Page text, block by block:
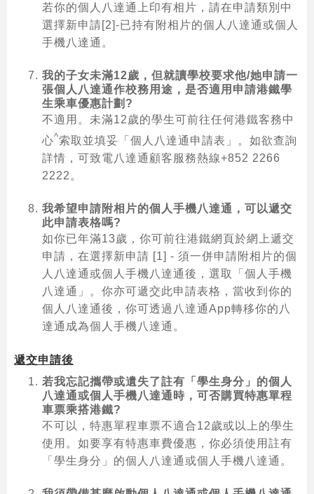
若你的個人八達通上印有相片，請在申請類別中
選擇新申請[2]-已持有附相片的個人八達通或個人
手機八達通。
我的子女未滿12歲，但就讀學校要求他/她申請一
張個人八達通作校務用途，是否適用申請港鐵學
生乘車優惠計劃?
不適用。未滿12歲的學生可前往任何港鐵客務中
心^索取並填妥「個人八達通申請表」。如欲查詢
詳情，可致電八達通顧客服務熱線+852 2266
2222。
我希望申請附相片的個人手機八達通，可以遞交
此申請表格嗎?
如你已年滿13歲，你可前往港鐵網頁於網上遞交
申請，在選擇新申請 [1] - 須一併申請附相片的個
人八達通或個人手機八達通後，選取「個人手機
八達通」。你亦可遞交此申請表格，當收到你的
個人八達通後，你可透過八達通App轉移你的八
達通成為個人手機八達通。
遞交申請後
若我忘記攜帶或遺失了註有「學生身分」的個人
八達通或個人手機八達通時，可否購買特惠單程
車票乘搭港鐵?
不可以，特惠單程車票不適合12歲或以上的學生
使用。如要享有特惠車費優惠，你必須使用註有
「學生身分」的個人八達通或個人手機八達通。